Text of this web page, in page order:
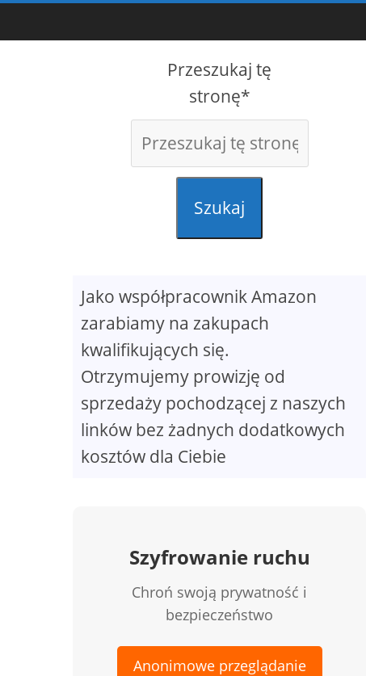
Przeszukaj tę
stronę*
Szukaj
Jako współpracownik Amazon
zarabiamy na zakupach
kwalifikujących się.
Otrzymujemy prowizję od
sprzedaży pochodzącej z naszych
linków bez żadnych dodatkowych
kosztów dla Ciebie
Szyfrowanie ruchu
Chroń swoją prywatność i
bezpieczeństwo
Anonimowe przeglądanie